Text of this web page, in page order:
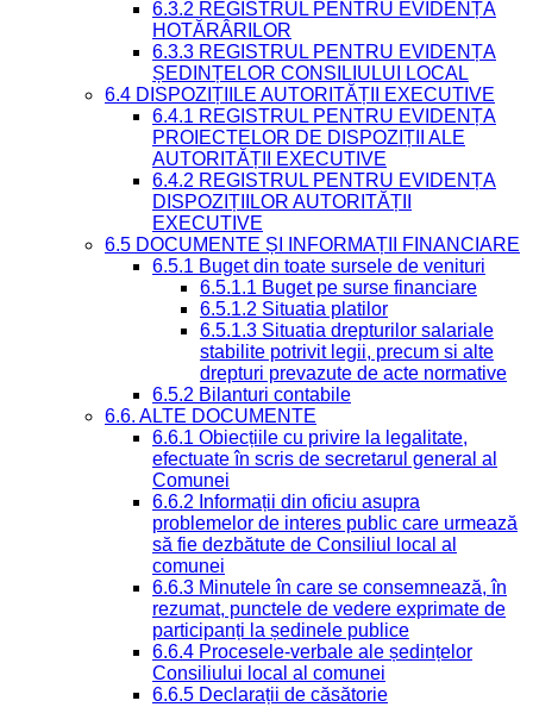
6.3.2 REGISTRUL PENTRU EVIDENȚA
HOTĂRÂRILOR
6.3.3 REGISTRUL PENTRU EVIDENȚA
ȘEDINȚELOR CONSILIULUI LOCAL
6.4 DISPOZIȚIILE AUTORITĂȚII EXECUTIVE
6.4.1 REGISTRUL PENTRU EVIDENȚA
PROIECTELOR DE DISPOZIȚII ALE
AUTORITĂȚII EXECUTIVE
6.4.2 REGISTRUL PENTRU EVIDENȚA
DISPOZIȚIILOR AUTORITĂȚII
EXECUTIVE
6.5 DOCUMENTE ȘI INFORMAȚII FINANCIARE
6.5.1 Buget din toate sursele de venituri
6.5.1.1 Buget pe surse financiare
6.5.1.2 Situatia platilor
6.5.1.3 Situatia drepturilor salariale
stabilite potrivit legii, precum si alte
drepturi prevazute de acte normative
6.5.2 Bilanturi contabile
6.6. ALTE DOCUMENTE
6.6.1 Obiecțiile cu privire la legalitate,
efectuate în scris de secretarul general al
Comunei
6.6.2 Informații din oficiu asupra
problemelor de interes public care urmează
să fie dezbătute de Consiliul local al
comunei
6.6.3 Minutele în care se consemnează, în
rezumat, punctele de vedere exprimate de
participanți la ședinele publice
6.6.4 Procesele-verbale ale ședințelor
Consiliului local al comunei
6.6.5 Declarații de căsătorie